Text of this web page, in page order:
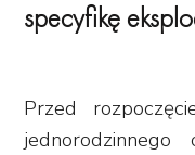
specyfikę
Przed